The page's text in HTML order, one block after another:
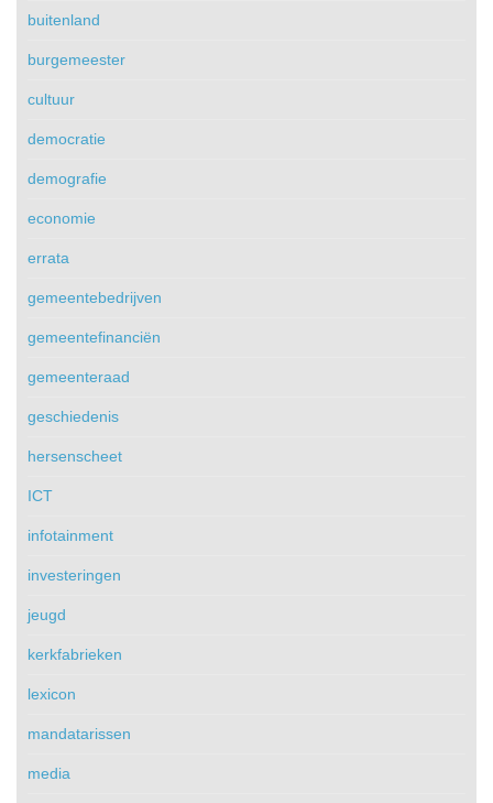
buitenland
burgemeester
cultuur
democratie
demografie
economie
errata
gemeentebedrijven
gemeentefinanciën
gemeenteraad
geschiedenis
hersenscheet
ICT
infotainment
investeringen
jeugd
kerkfabrieken
lexicon
mandatarissen
media